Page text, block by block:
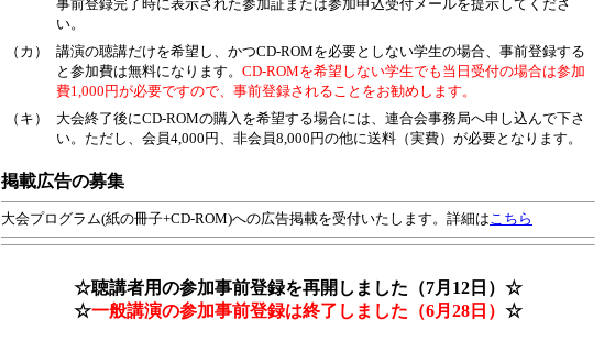
事前登録完了時に表示された参加証または参加申込受付メールを提示してくださ
い。
（カ）
講演の聴講だけを希望し、かつCD-ROMを必要としない学生の場合、事前登録する
と参加費は無料になります。 CD-ROMを希望しない学生でも当日受付の場合は参加
費1,000円が必要ですので、事前登録されることをお勧めします。
（キ）
大会終了後にCD-ROMの購入を希望する場合には、連合会事務局へ申し込んで下さ
い。ただし、会員4,000円、非会員8,000円の他に送料（実費）が必要となります。
掲載広告の募集
大会プログラム(紙の冊子+CD-ROM)への広告掲載を受付いたします。詳細はこちら
☆聴講者用の参加事前登録を再開しました（7月12日）☆
☆一般講演の参加事前登録は終了しました（6月28日） ☆